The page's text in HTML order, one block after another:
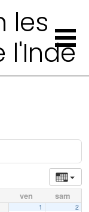
les
l'Inde
ven sam
1 2